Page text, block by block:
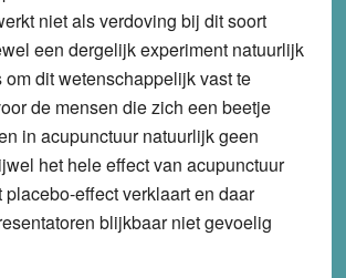
niet als verdoving bij dit soort
een dergelijk experiment natuurlijk
dit wetenschappelijk vast te
de mensen die zich een beetje
in acupunctuur natuurlijk geen
het hele effect van acupunctuur
placebo-effect verklaart en daar
blijkbaar niet gevoelig